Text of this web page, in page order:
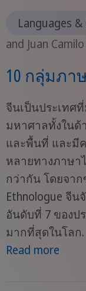
Languages
and Juan
10 กลุ่มภ
จีนเป็นประเทศ
มหาศาลทั้งในด้
และพื้นที่ และมี
หลายทางภาษา
กว่ากัน โดยจา
Ethnologue จีน
อันดับที่ 7 ของป
มากที่สุดในโลก.
Read more